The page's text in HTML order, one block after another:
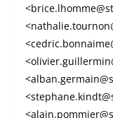
<
<
<
<
<
<
<